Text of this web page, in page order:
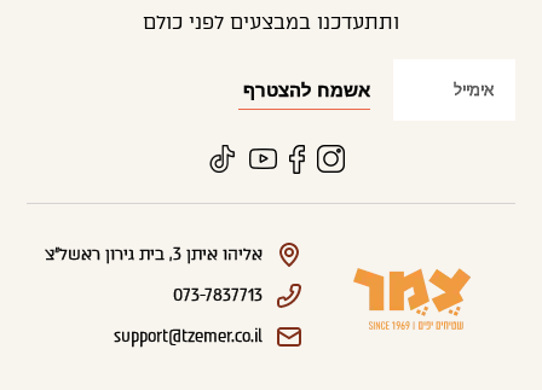
ותתעדכנו במבצעים לפני כולם
אליהו איתן 3, בית גירון ראשל"צ
073-7837713
support@tzemer.co.il